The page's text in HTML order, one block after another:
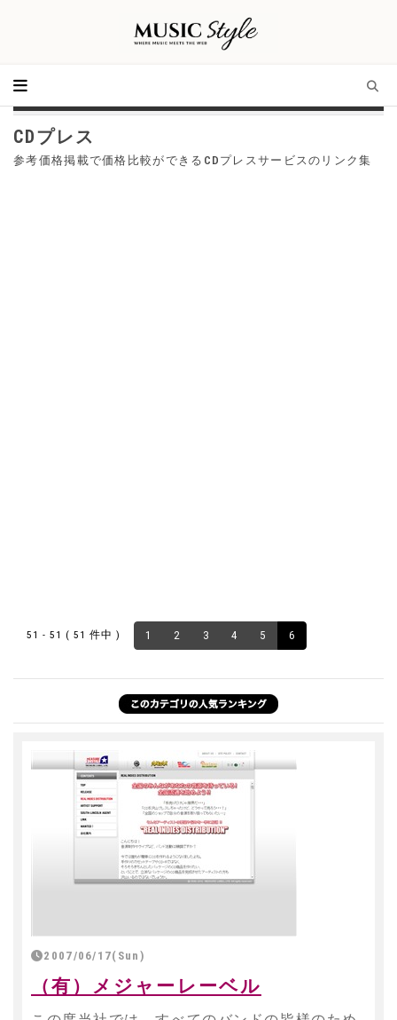
CDプレス
参考価格掲載で価格比較ができるCDプレスサービスのリンク集
51 - 51 ( 51 件中 ) 1 2 3 4 5 6
2007/06/17(Sun)
（有）メジャーレーベル